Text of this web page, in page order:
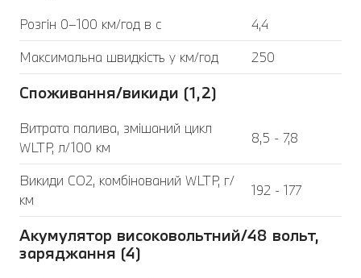
Розгін 0–100 км/год в с
4,4
Максимальна швидкість у км/год
250
Споживання/викиди (1,2)
Витрата палива, змішаний цикл
WLTP, л/100 км
8,5 - 7,8
Викиди CO2, комбінований WLTP, г/
км
192 - 177
Акумулятор високовольтний/48 вольт,
заряджання (4)